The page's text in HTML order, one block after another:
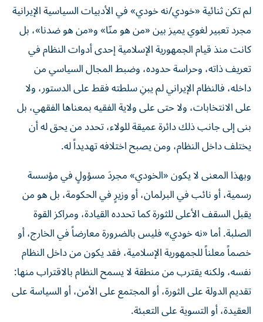
لم تكن ثنائية «خودي/نه خودي» في الأدبيات السياسية الإيرانية
مجرد تعبير لغوي يميز بين «من هو منّا» و«من هو ضدنا»، بل
كانت منذ قيام الجمهورية الإسلامية إحدى أدوات النظام في
تعريف ذاته، وحراسة حدوده، وضبط المجال السياسي من
داخله، فالنظام الإيراني لم يبنِ سلطته فقط على الدستور، ولا
على الانتخابات، ولا حتى على ولاية الفقيه بمعناها الفقهي، بل
بنى إلى جانب ذلك دائرة عميقة للولاء، تحدد من يحق له أن
يختلف داخل النظام، ومن يصبح اختلافه تهديداً له.
وبهذا المعنى لا يكون «الخودي» مجردَ مسؤولٍ في مؤسسة
رسمية، أو نائب في البرلمان، أو وزيرٍ في الحكومة، بل هو من
يقبل السقف الأعلى للثورة كما تحدده القيادة، ومراكز القوة
الصلبة. أما «نه خودي» فليس بالضرورة معارضاً في الخارج، أو
خصماً معلناً للجمهورية الإسلامية، فقد يكون من داخل النظام
نفسه، ولكنه يقترب من منطقة لا يسمح النظام بالاقتراب منها:
تقديم الدولة على الثورة، أو المجتمع على الأمن، أو السياسة على
العقيدة، أو التسوية على التعبئة.